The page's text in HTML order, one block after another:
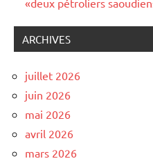
«deux pétroliers
ARCHIVES
juillet 2026
juin 2026
mai 2026
avril 2026
mars 2026